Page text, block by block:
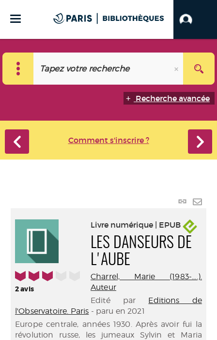
Recherche avancée
Comment s'inscrire ?
Lien
3/5
2avis
Livre numérique | EPUB
LES DANSEURS DE
L'AUBE
Charrel, Marie (1983-....).
Auteur
Edité par Editions de
l'Observatoire. Paris - paru en 2021
Europe centrale, années 1930. Après avoir fui la
révolution russe, les jumeaux Sylvin et Maria